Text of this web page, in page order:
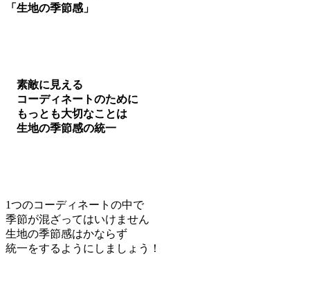
「生地の季節感」
素敵に見える
コーディネートのために
もっとも大切なことは
生地の季節感の統一
1つのコーディネートの中で
季節が混ざってはいけません
生地の季節感はかならず
統一をするようにしましょう！